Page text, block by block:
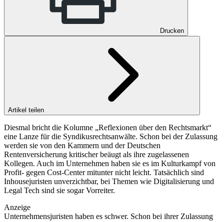
Drucken
Artikel teilen
Diesmal bricht die Kolumne „Reflexionen über den Rechtsmarkt“
eine Lanze für die Syndikusrechtsanwälte. Schon bei der Zulassung
werden sie von den Kammern und der Deutschen
Rentenversicherung kritischer beäugt als ihre zugelassenen
Kollegen. Auch im Unternehmen haben sie es im Kulturkampf von
Profit- gegen Cost-Center mitunter nicht leicht. Tatsächlich sind
Inhousejuristen unverzichtbar, bei Themen wie Digitalisierung und
Legal Tech sind sie sogar Vorreiter.
Anzeige
Unternehmensjuristen haben es schwer. Schon bei ihrer Zulassung